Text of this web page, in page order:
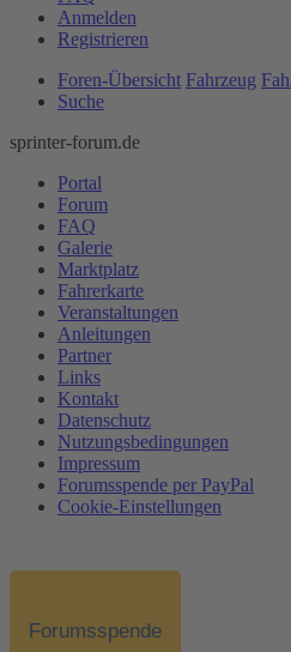
Anmelden
Registrieren
Foren-Übersicht Fahrzeug
Suche
sprinter-forum.de
Portal
Forum
FAQ
Galerie
Marktplatz
Fahrerkarte
Veranstaltungen
Anleitungen
Partner
Links
Kontakt
Datenschutz
Nutzungsbedingungen
Impressum
Forumsspende per PayPal
Cookie-Einstellungen
Forumsspende